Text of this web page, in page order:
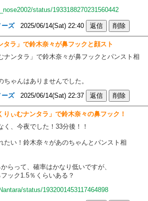
status/1933188270231560442
ーズ2025/06/14(Sat) 22:40
タラ」で鈴木奈々が鼻フックと顔スト
ナンタラ」で鈴木奈々が鼻フックとパンスト相
ゃんはありませんでした。
ーズ2025/06/14(Sat) 22:37
りぃむナンタラ」で鈴木奈々の鼻フック！
く、今夜でした！33分後！！
たい！鈴木奈々があのちゃんとパンスト相
らって、確率はかなり低いですが、
ック1.5％くらいある？
status/1932001453117464898